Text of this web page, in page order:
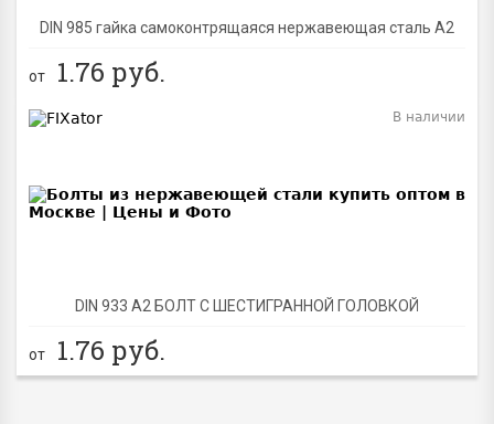
DIN 985 гайка самоконтрящаяся нержавеющая сталь A2
от 1.76 руб.
DIN 933 А2 БОЛТ С ШЕСТИГРАННОЙ ГОЛОВКОЙ
В наличии
от 1.76 руб.